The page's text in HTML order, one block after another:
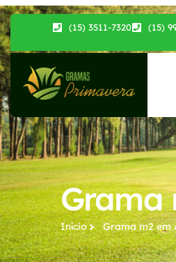
(15) 3511-7320 (15)
Grama
Início Grama m2​ em